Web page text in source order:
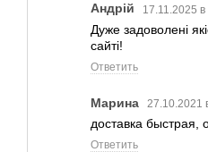
Андрій 17.11.2025 в
Дуже задоволені
сайті!
Ответить
Марина 27.10.2021
доставка быстрая,
Ответить